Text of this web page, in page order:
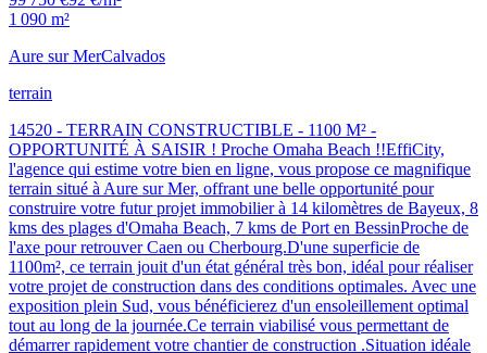
1 090 m²
Aure sur MerCalvados
terrain
14520 - TERRAIN CONSTRUCTIBLE - 1100 M² -
OPPORTUNITÉ À SAISIR ! Proche Omaha Beach !!EffiCity,
l'agence qui estime votre bien en ligne, vous propose ce magnifique
terrain situé à Aure sur Mer, offrant une belle opportunité pour
construire votre futur projet immobilier à 14 kilomètres de Bayeux, 8
kms des plages d'Omaha Beach, 7 kms de Port en BessinProche de
l'axe pour retrouver Caen ou Cherbourg.D'une superficie de
1100m², ce terrain jouit d'un état général très bon, idéal pour réaliser
votre projet de construction dans des conditions optimales. Avec une
exposition plein Sud, vous bénéficierez d'un ensoleillement optimal
tout au long de la journée.Ce terrain viabilisé vous permettant de
démarrer rapidement votre chantier de construction .Situation idéale